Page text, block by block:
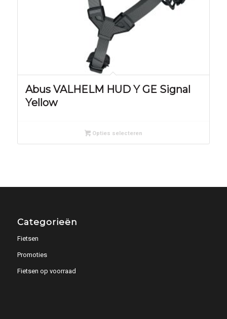
Abus VALHELM HUD Y GE Signal
Yellow
Opties selecteren
Categorieën
Fietsen
Promoties
Fietsen op voorraad